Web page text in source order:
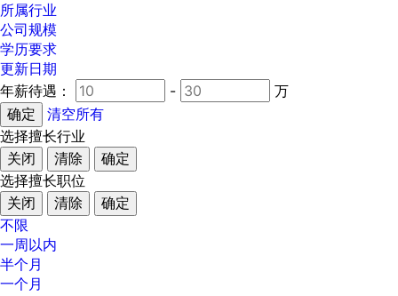
所属行业
公司规模
学历要求
更新日期
年薪待遇：
-
万
清空所有
选择擅长行业
关闭
清除
确定
选择擅长职位
关闭
清除
确定
不限
一周以内
半个月
一个月